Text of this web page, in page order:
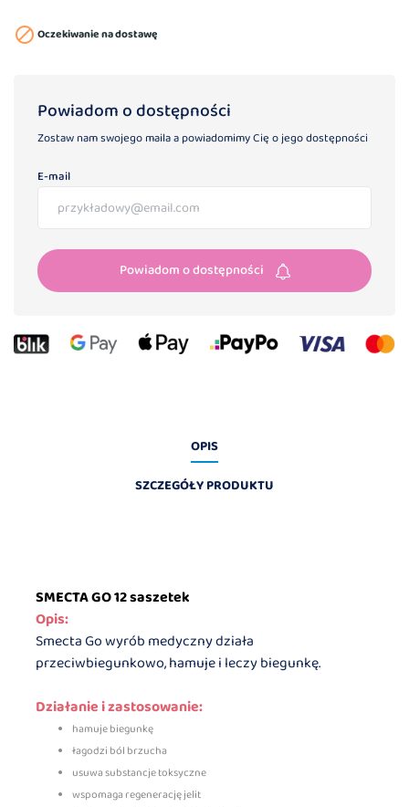
 Oczekiwanie na dostawę
Powiadom o dostępności
Zostaw nam swojego maila a powiadomimy Cię o jego dostępności
E-mail
Powiadom o dostępności
OPIS
SZCZEGÓŁY PRODUKTU
SMECTA GO 12 saszetek
Opis:
Smecta Go wyrób medyczny działa
przeciwbiegunkowo, hamuje i leczy biegunkę.
Działanie i zastosowanie:
hamuje biegunkę
łagodzi ból brzucha
usuwa substancje toksyczne
wspomaga regenerację jelit